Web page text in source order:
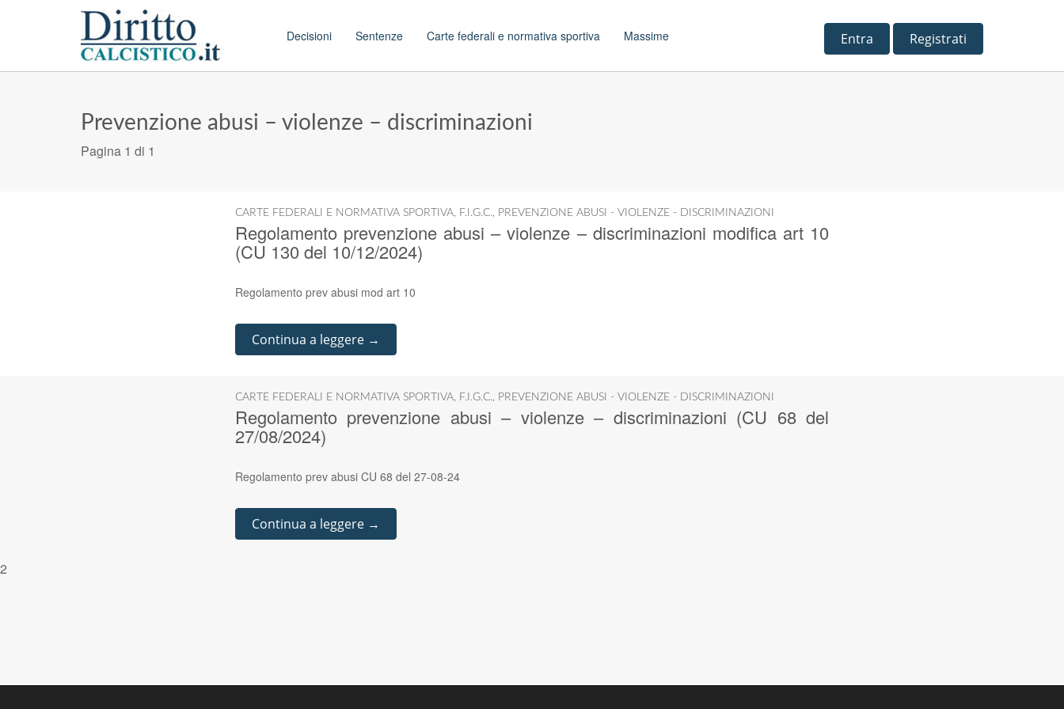
Main menu Decisioni Sentenze Carte federali e normativa sportiva Massime Entra Registrati
Prevenzione abusi – violenze – discriminazioni
Pagina 1 di 1
CARTE FEDERALI E NORMATIVA SPORTIVA, F.I.G.C., PREVENZIONE ABUSI - VIOLENZE - DISCRIMINAZIONI
Regolamento prevenzione abusi – violenze – discriminazioni modifica art 10
(CU 130 del 10/12/2024)
Regolamento prev abusi mod art 10
Continua a leggere →
CARTE FEDERALI E NORMATIVA SPORTIVA, F.I.G.C., PREVENZIONE ABUSI - VIOLENZE - DISCRIMINAZIONI
Regolamento prevenzione abusi – violenze – discriminazioni (CU 68 del
27/08/2024)
Regolamento prev abusi CU 68 del 27-08-24
Continua a leggere →
2